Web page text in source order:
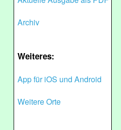
Archiv
Weiteres:
App für iOS und Android
Weitere Orte